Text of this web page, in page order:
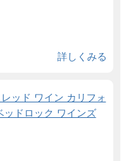
詳しくみる
ッド ワイン カリフォ
ッドロック ワインズ